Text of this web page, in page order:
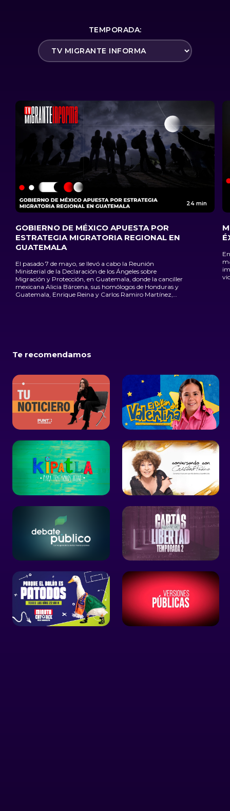
TEMPORADA:
24 min
GOBIERNO DE MÉXICO APUESTA POR
ESTRATEGIA MIGRATORIA REGIONAL EN
GUATEMALA
El pasado 7 de mayo, se llevó a cabo la Reunión
Ministerial de la Declaración de los Ángeles sobre
Migración y Protección, en Guatemala, donde la canciller
mexicana Alicia Bárcena, sus homólogos de Honduras y
Guatemala, Enrique Reina y Carlos Ramiro Martínez,
Te recomendamos